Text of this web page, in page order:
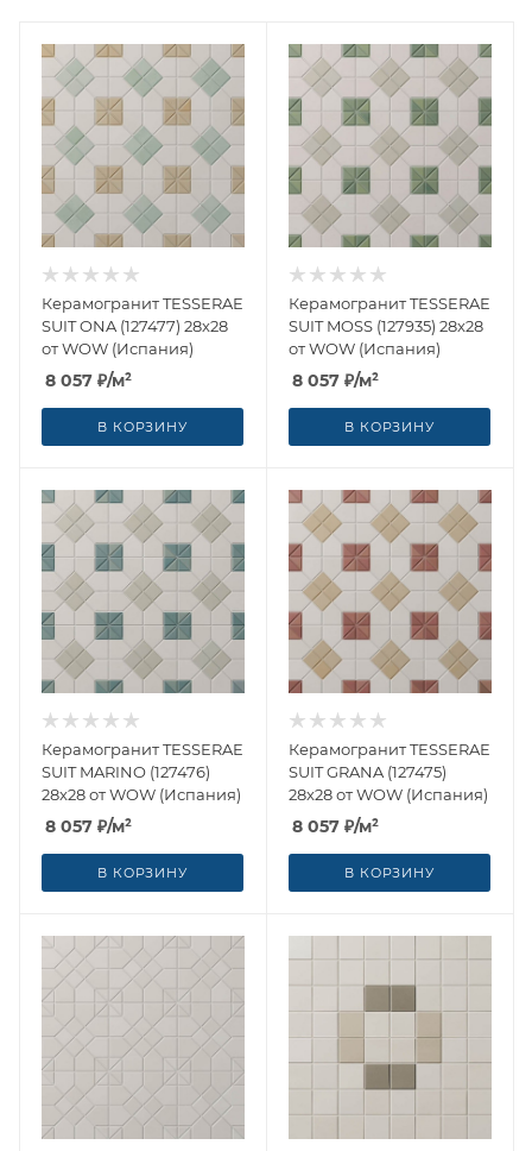
Керамогранит TESSERAE
SUIT ONA (127477) 28x28
от WOW (Испания)
8 057 ₽/м²
В КОРЗИНУ
Керамогранит TESSERAE
SUIT MOSS (127935) 28x28
от WOW (Испания)
8 057 ₽/м²
В КОРЗИНУ
Керамогранит TESSERAE
SUIT MARINO (127476)
28x28 от WOW (Испания)
8 057 ₽/м²
В КОРЗИНУ
Керамогранит TESSERAE
SUIT GRANA (127475)
28x28 от WOW (Испания)
8 057 ₽/м²
В КОРЗИНУ